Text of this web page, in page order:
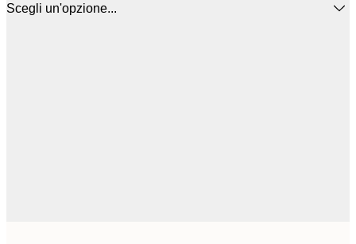
Scegli un'opzione...